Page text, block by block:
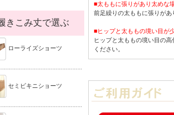
きこみ丈で選ぶ
ローライズショーツ
セミビキニショーツ
■太ももに張りがあり太めな
前足繰りの太ももに張りが
■ヒップと太ももの境い目が
ヒップと太ももの境い目の
ください。